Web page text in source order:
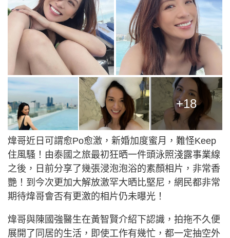
+18
煒哥近日可謂愈Po愈激，新婚加度蜜月，難怪Keep
住風騷！由泰國之旅最初狂晒一件頭泳照淺露事業線
之後，日前分享了幾張浸泡泡浴的素顏相片，非常香
艷！到今次更加大解放激罕大晒比堅尼，網民都非常
期待煒哥會否有更激的相片仍未曝光！
煒哥與陳國強醫生在黃智賢介紹下認識，拍拖不久便
展開了同居的生活，即使工作有幾忙，都一定抽空外